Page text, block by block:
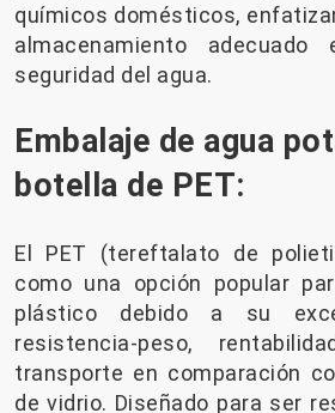
químicos domésticos,
almacenamiento
seguridad del agua.
Embalaje de agua
botella de PET:
El PET (tereftalato de
como una opción popular
plástico debido a su
resistencia-peso,
transporte en comparación
de vidrio. Diseñado para ser